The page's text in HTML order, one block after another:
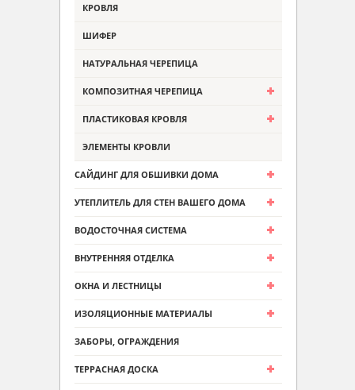
КРОВЛЯ
ШИФЕР
НАТУРАЛЬНАЯ ЧЕРЕПИЦА
КОМПОЗИТНАЯ ЧЕРЕПИЦА
ПЛАСТИКОВАЯ КРОВЛЯ
ЭЛЕМЕНТЫ КРОВЛИ
САЙДИНГ ДЛЯ ОБШИВКИ ДОМА
УТЕПЛИТЕЛЬ ДЛЯ СТЕН ВАШЕГО ДОМА
ВОДОСТОЧНАЯ СИСТЕМА
ВНУТРЕННЯЯ ОТДЕЛКА
ОКНА И ЛЕСТНИЦЫ
ИЗОЛЯЦИОННЫЕ МАТЕРИАЛЫ
ЗАБОРЫ, ОГРАЖДЕНИЯ
ТЕРРАСНАЯ ДОСКА